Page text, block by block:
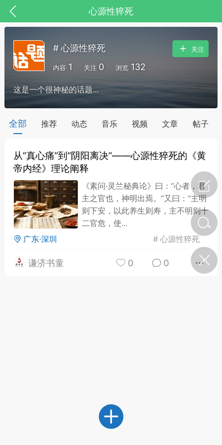
心源性猝死
，华夏中医人：家门口的中医人！
节气气象
节返乡期间“闪
问答
谷气行、营卫通：内经视角
下的脾胃调养要义
# 心源性猝死
内容 1 关注 0 浏览 132
关注
这是一个很神秘的话题...
全部 推荐 动态 音乐 视频 文章 帖子
从“真心痛”到“阴阳离决”——心源性猝死的《黄
帝内经》理论阐释
《素问·灵兰秘典论》曰：“心者，君
主之官也，神明出焉。”又曰：“主明
则下安，以此养生则寿，主不明则十
二官危，使...
广东·深圳
#心源性猝死
谦济书童 0 0